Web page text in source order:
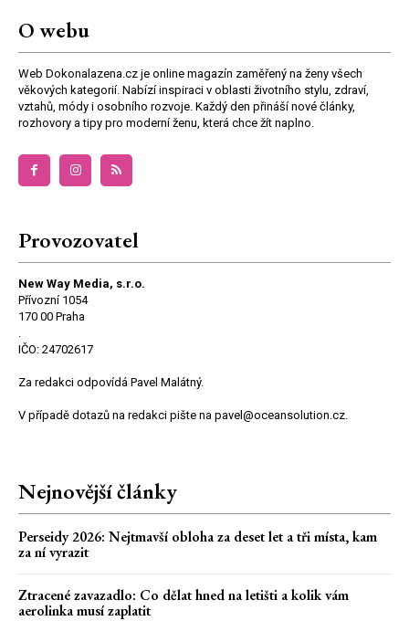
O webu
Web Dokonalazena.cz je online magazín zaměřený na ženy všech
věkových kategorií. Nabízí inspiraci v oblasti životního stylu, zdraví,
vztahů, módy i osobního rozvoje. Každý den přináší nové články,
rozhovory a tipy pro moderní ženu, která chce žít naplno.
Provozovatel
New Way Media, s.r.o.
Přívozní 1054
170 00 Praha
.
IČO: 24702617
Za redakci odpovídá Pavel Malátný.
V případě dotazů na redakci pište na pavel@oceansolution.cz.
Nejnovější články
Perseidy 2026: Nejtmavší obloha za deset let a tři místa, kam
za ní vyrazit
Ztracené zavazadlo: Co dělat hned na letišti a kolik vám
aerolinka musí zaplatit